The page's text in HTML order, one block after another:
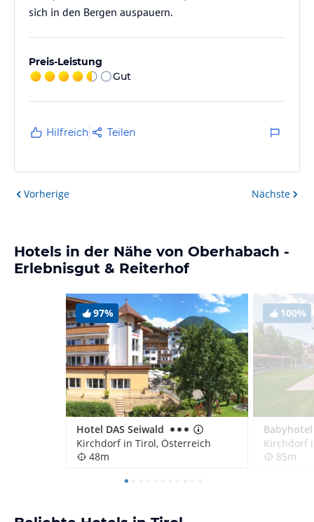
sich in den Bergen auspauern.
Preis-Leistung
Gut
Hilfreich Teilen
Vorherige Nächste
Hotels in der Nähe von Oberhabach -
Erlebnisgut & Reiterhof
97%
Hotel DAS Seiwald
Kirchdorf in Tirol, Österreich
48m
100%
Kirchdorf
85m